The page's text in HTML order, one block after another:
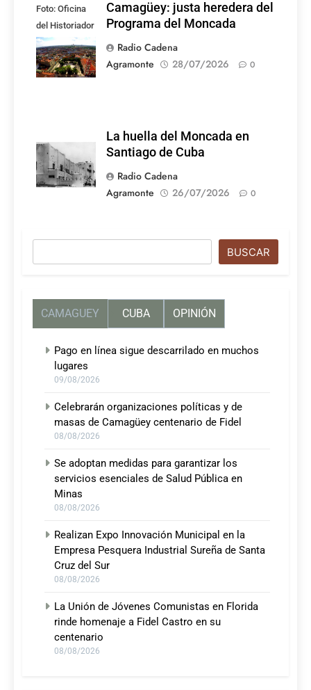
Foto: Oficina
del Historiador
de la Ciudad de
Camagüey
Camagüey: justa heredera del
Programa del Moncada
Radio Cadena
Agramonte
28/07/2026 0
La huella del Moncada en
Santiago de Cuba
Radio Cadena
Agramonte
26/07/2026 0
BUSCAR
CAMAGUEY CUBA OPINIÓN
Pago en línea sigue descarrilado en muchos
lugares
09/08/2026
Celebrarán organizaciones políticas y de
masas de Camagüey centenario de Fidel
08/08/2026
Se adoptan medidas para garantizar los
servicios esenciales de Salud Pública en
Minas
08/08/2026
Realizan Expo Innovación Municipal en la
Empresa Pesquera Industrial Sureña de Santa
Cruz del Sur
08/08/2026
La Unión de Jóvenes Comunistas en Florida
rinde homenaje a Fidel Castro en su
centenario
08/08/2026